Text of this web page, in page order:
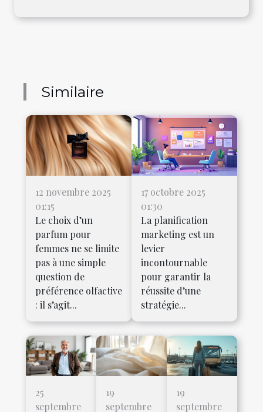
Similaire
12 novembre 2025
01:15
Le choix d’un
parfum pour
femmes ne se limite
pas à une simple
question de
préférence olfactive
: il s’agit...
17 octobre 2025
01:30
La planification
marketing est un
levier
incontournable
pour garantir la
réussite d’une
stratégie...
25
septembre
19
septembre
19
septembre